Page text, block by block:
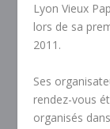
Lyon Vieux
lors de sa
2011.
Ses
rendez-vous
organisés